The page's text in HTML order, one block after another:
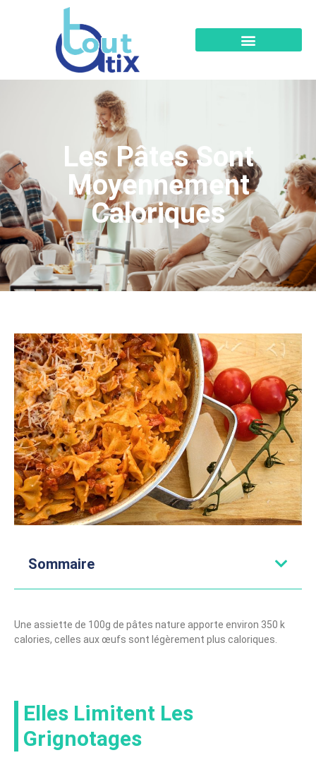
Les Pâtes Sont
Moyennement
Caloriques
Sommaire
Une assiette de 100g de pâtes nature apporte environ 350 k
calories, celles aux œufs sont légèrement plus caloriques.
Elles Limitent Les
Grignotages